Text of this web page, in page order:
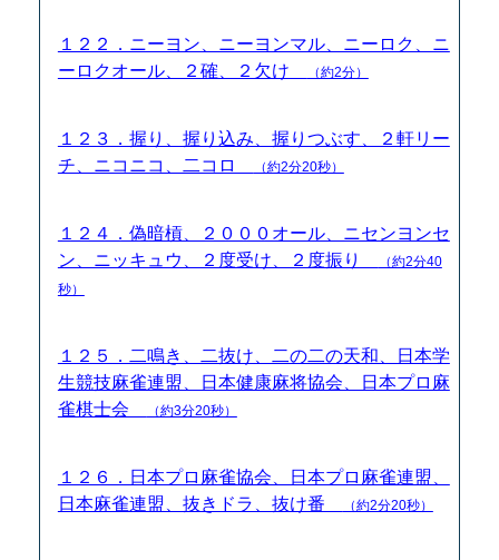
１２２．ニーヨン、ニーヨンマル、ニーロク、ニ
ーロクオール、２確、２欠け
（約2分）
１２３．握り、握り込み、握りつぶす、２軒リー
チ、ニコニコ、二コロ
（約2分20秒）
１２４．偽暗槓、２０００オール、ニセンヨンセ
ン、ニッキュウ、２度受け、２度振り
（約2分40
秒）
１２５．二鳴き、二抜け、二の二の天和、日本学
生競技麻雀連盟、日本健康麻将協会、日本プロ麻
雀棋士会
（約3分20秒）
１２６．日本プロ麻雀協会、日本プロ麻雀連盟、
日本麻雀連盟、抜きドラ、抜け番
（約2分20秒）